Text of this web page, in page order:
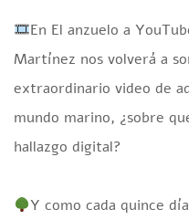
En El anzuelo a
Martínez nos volverá a
extraordinario video de
mundo marino, ¿sobre
hallazgo digital?
Y como cada quince